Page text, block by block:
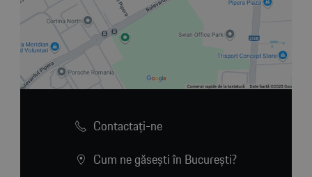
Contactaţi-ne
Cum ne găsești în București?